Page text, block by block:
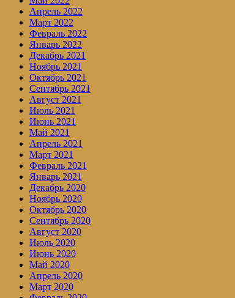
Апрель 2022
Март 2022
Февраль 2022
Январь 2022
Декабрь 2021
Ноябрь 2021
Октябрь 2021
Сентябрь 2021
Август 2021
Июль 2021
Июнь 2021
Май 2021
Апрель 2021
Март 2021
Февраль 2021
Январь 2021
Декабрь 2020
Ноябрь 2020
Октябрь 2020
Сентябрь 2020
Август 2020
Июль 2020
Июнь 2020
Май 2020
Апрель 2020
Март 2020